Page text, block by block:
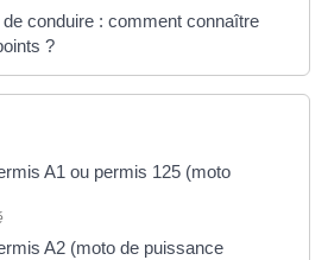
conduire : comment connaître
?
A1 ou permis 125 (moto
A2 (moto de puissance